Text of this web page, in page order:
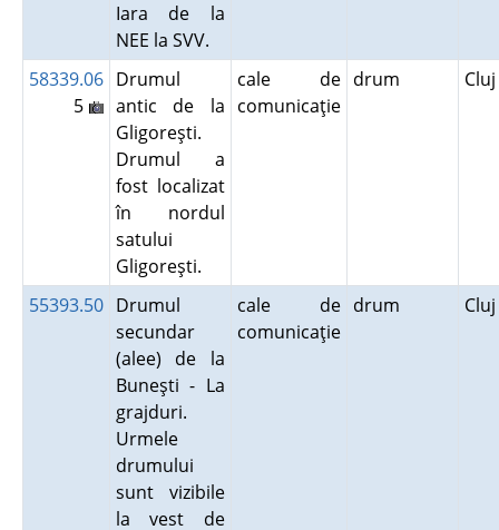
Iara de la
NEE la SVV.
58339.06
5
Drumul
antic de la
Gligoreşti.
Drumul a
fost localizat
în nordul
satului
Gligoreşti.
cale de
comunicaţie
drum
55393.50 Drumul
secundar
(alee) de la
Buneşti - La
grajduri.
Urmele
drumului
sunt vizibile
la vest de
cale de
comunicaţie
drum